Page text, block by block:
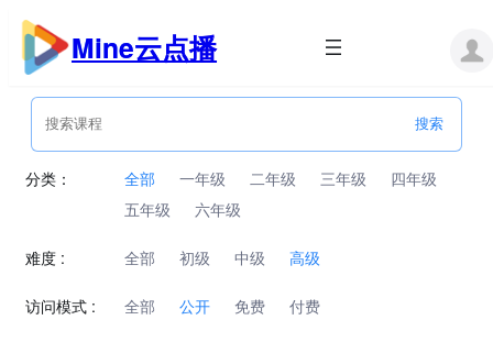
跳
内
Mine云点播
分类： 全部 一年级 二年级 三年级
四年级
五年级
六年级
难度 : 全部 初级 中级 高级
访问模式 : 全部 公开 免费 付费